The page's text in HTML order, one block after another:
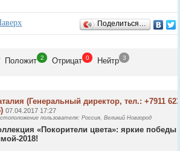
Поделиться…
Положит 2 Отрицат 0 Нейтр 3
(Генеральный директор, тел.: +7911
07.04.2017 17:27
пользователя: Россия, Великий Новгород
«Покорители цвета»: яркие победы
2018!